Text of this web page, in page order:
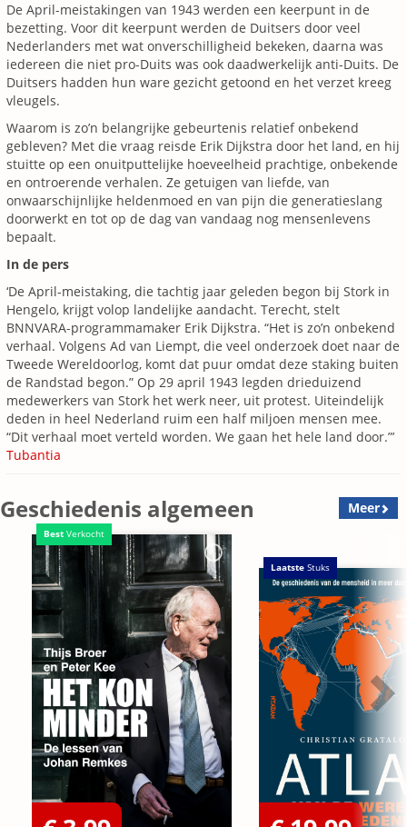
De April-meistakingen van 1943 werden een keerpunt in de
bezetting. Voor dit keerpunt werden de Duitsers door veel
Nederlanders met wat onverschilligheid bekeken, daarna was
iedereen die niet pro-Duits was ook daadwerkelijk anti-Duits. De
Duitsers hadden hun ware gezicht getoond en het verzet kreeg
vleugels.
Waarom is zo’n belangrijke gebeurtenis relatief onbekend
gebleven? Met die vraag reisde Erik Dijkstra door het land, en hij
stuitte op een onuitputtelijke hoeveelheid prachtige, onbekende
en ontroerende verhalen. Ze getuigen van liefde, van
onwaarschijnlijke heldenmoed en van pijn die generatieslang
doorwerkt en tot op de dag van vandaag nog mensenlevens
bepaalt.
In de pers
‘De April-meistaking, die tachtig jaar geleden begon bij Stork in
Hengelo, krijgt volop landelijke aandacht. Terecht, stelt
BNNVARA-programmamaker Erik Dijkstra. “Het is zo’n onbekend
verhaal. Volgens Ad van Liempt, die veel onderzoek doet naar de
Tweede Wereldoorlog, komt dat puur omdat deze staking buiten
de Randstad begon.” Op 29 april 1943 legden drieduizend
medewerkers van Stork het werk neer, uit protest. Uiteindelijk
deden in heel Nederland ruim een half miljoen mensen mee.
“Dit verhaal moet verteld worden. We gaan het hele land door.”’
Tubantia
Geschiedenis algemeen Meer
Best Verkocht
Laatste Stuks